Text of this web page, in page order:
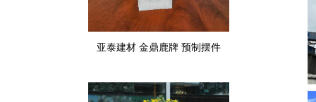
亚泰建材 金鼎鹿牌 预制摆件